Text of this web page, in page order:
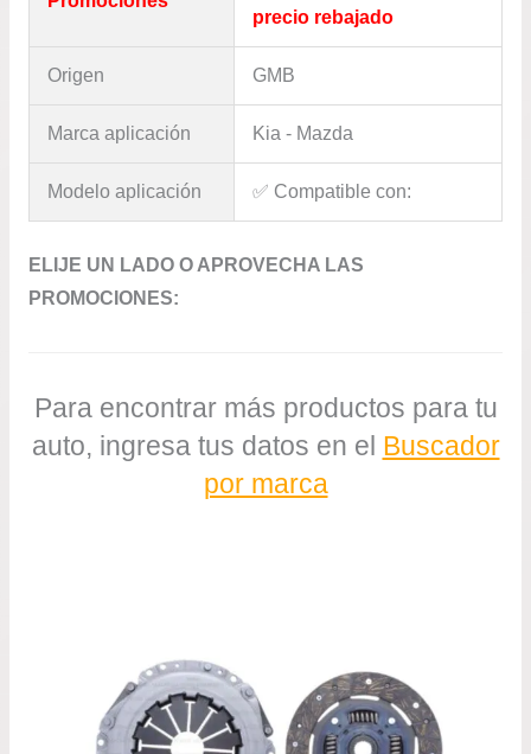
precio rebajado
Origen GMB
Marca aplicación Kia - Mazda
Modelo aplicación ✅​ Compatible con:
ELIJE UN LADO O APROVECHA LAS
PROMOCIONES:
Para encontrar más productos para tu
auto, ingresa tus datos en el Buscador
por marca